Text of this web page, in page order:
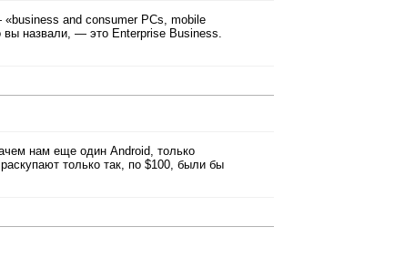
and consumer PCs, mobile
назвали, — это Enterprise Business.
нам еще один Android, только
только так, по $100, были бы